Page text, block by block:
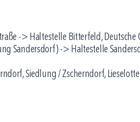
-> Haltestelle Bitterfeld,
Sandersdorf) -> Haltestelle
Siedlung / Zscherndorf,